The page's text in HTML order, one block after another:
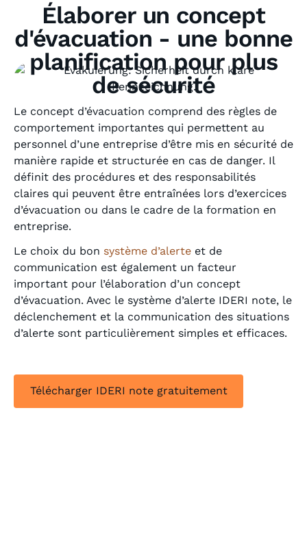
Élaborer un concept
d'évacuation - une bonne
planification pour plus
de sécurité
Le concept d’évacuation comprend des règles de
comportement importantes qui permettent au
personnel d’une entreprise d’être mis en sécurité de
manière rapide et structurée en cas de danger. Il
définit des procédures et des responsabilités
claires qui peuvent être entraînées lors d’exercices
d’évacuation ou dans le cadre de la formation en
entreprise.
Le choix du bon système d’alerteet de
communication est également un facteur
important pour l’élaboration d’un concept
d’évacuation. Avec le système d’alerte IDERI note, le
déclenchement et la communication des situations
d’alerte sont particulièrement simples et efficaces.
Télécharger IDERI note gratuitement